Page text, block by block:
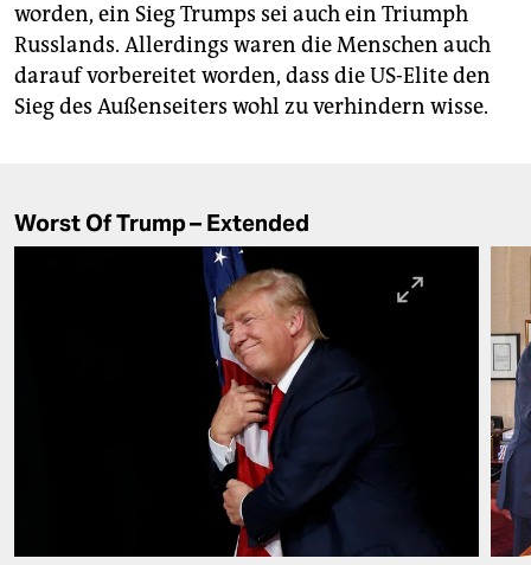
worden, ein Sieg Trumps sei auch ein Triumph
Russlands. Allerdings waren die Menschen auch
darauf vorbereitet worden, dass die US-Elite den
Sieg des Außenseiters wohl zu verhindern wisse.
Worst Of Trump – Extended